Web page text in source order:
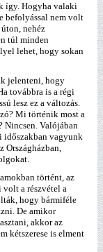
így. Hogyha valaki
befolyással nem volt
nehéz
túl minden
lehet, hogy sokan
jelenteni, hogy
továbbra is a régi
lesz ez a változás.
Mi történik most a
Nincsen. Valójában
időszakban vagyunk
Országházban,
történt, az
a részvétel a
hogy bármiféle
De amikor
akkor az
kétszerese is elment